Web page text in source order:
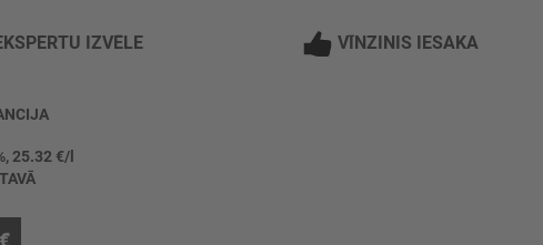
IZVĒLE VĪNZINIS IESAKA
25.32 €/l